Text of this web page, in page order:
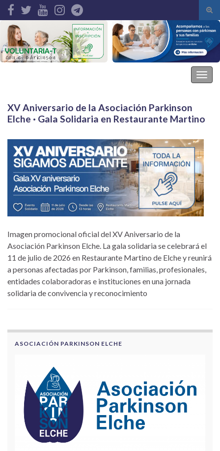
de
Search for:
XV Aniversario de la Asociación Parkinson
Elche · Gala Solidaria en Restaurante Martino
Imagen promocional oficial del XV Aniversario de la
Asociación Parkinson Elche. La gala solidaria se celebrará el
11 de julio de 2026 en Restaurante Martino de Elche y reunirá
a personas afectadas por Parkinson, familias, profesionales,
entidades colaboradoras e instituciones en una jornada
solidaria de convivencia y reconocimiento
ASOCIACIÓN PARKINSON ELCHE